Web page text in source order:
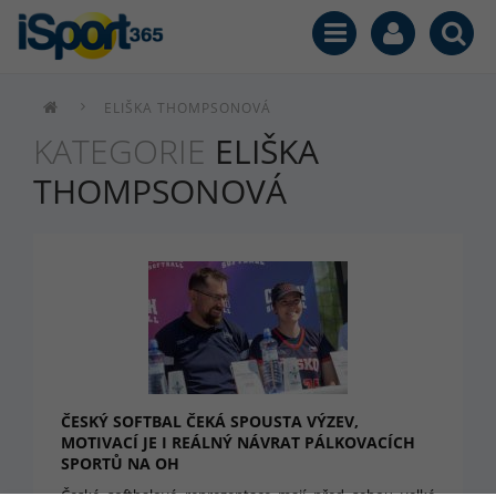
ELIŠKA THOMPSONOVÁ
KATEGORIE ELIŠKA
THOMPSONOVÁ
ČESKÝ SOFTBAL ČEKÁ SPOUSTA VÝZEV,
MOTIVACÍ JE I REÁLNÝ NÁVRAT PÁLKOVACÍCH
SPORTŮ NA OH